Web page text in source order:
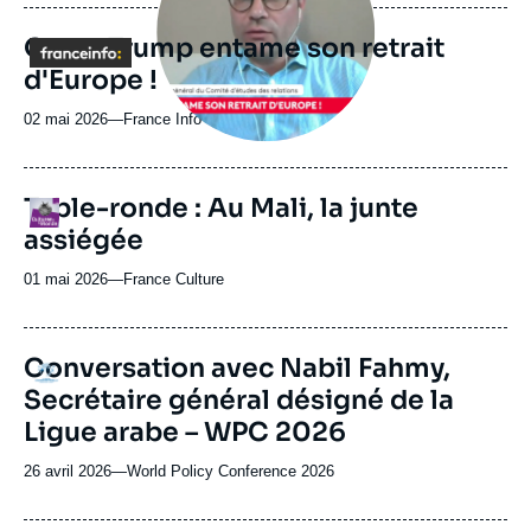
journal,
revue
ou
émission
Logo
Otan : Trump entame son retrait
d'Europe !
02 mai 2026—Nom
journal,
ou
émission
France Info
Logo
Table-ronde : Au Mali, la junte
assiégée
01 mai 2026—Nom
journal,
ou
émission
France Culture
Logo
Conversation avec Nabil Fahmy,
Secrétaire général désigné de la
Ligue arabe – WPC 2026
26 avril 2026—Nom
journal,
World Policy Conference 2026